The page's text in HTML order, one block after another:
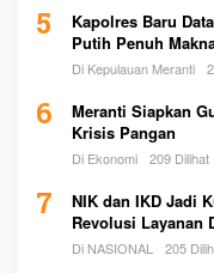
5
Kapolres Baru
Putih Penuh
Di Kepulauan Meranti
6
Meranti Siapkan
Krisis Pangan
Di Ekonomi 209 Dilihat
7
NIK dan IKD Jadi
Revolusi Layanan
Di NASIONAL 205